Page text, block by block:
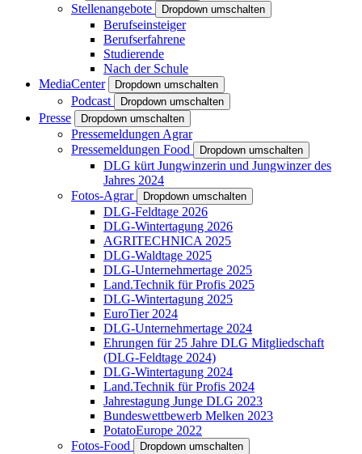
Stellenangebote Dropdown umschalten
Berufseinsteiger
Berufserfahrene
Studierende
Nach der Schule
MediaCenter
Dropdown umschalten
Podcast Dropdown umschalten
Presse Dropdown umschalten
Pressemeldungen Agrar
Pressemeldungen Food
Dropdown umschalten
DLG kürt Jungwinzerin und Jungwinzer des
Jahres 2024
Fotos-Agrar
Dropdown umschalten
DLG-Feldtage 2026
DLG-Wintertagung 2026
AGRITECHNICA 2025
DLG-Waldtage 2025
DLG-Unternehmertage 2025
Land.Technik für Profis 2025
DLG-Wintertagung 2025
EuroTier 2024
DLG-Unternehmertage 2024
Ehrungen für 25 Jahre DLG Mitgliedschaft
(DLG-Feldtage 2024)
DLG-Wintertagung 2024
Land.Technik für Profis 2024
Jahrestagung Junge DLG 2023
Bundeswettbewerb Melken 2023
PotatoEurope 2022
Fotos-Food
Dropdown umschalten